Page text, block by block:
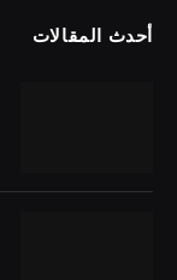
أحدث المقالات